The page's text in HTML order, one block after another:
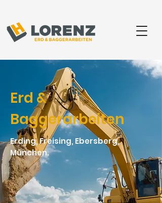
Erd &
Baggerarbeiten
Erding, Freising, Ebersberg,
München.